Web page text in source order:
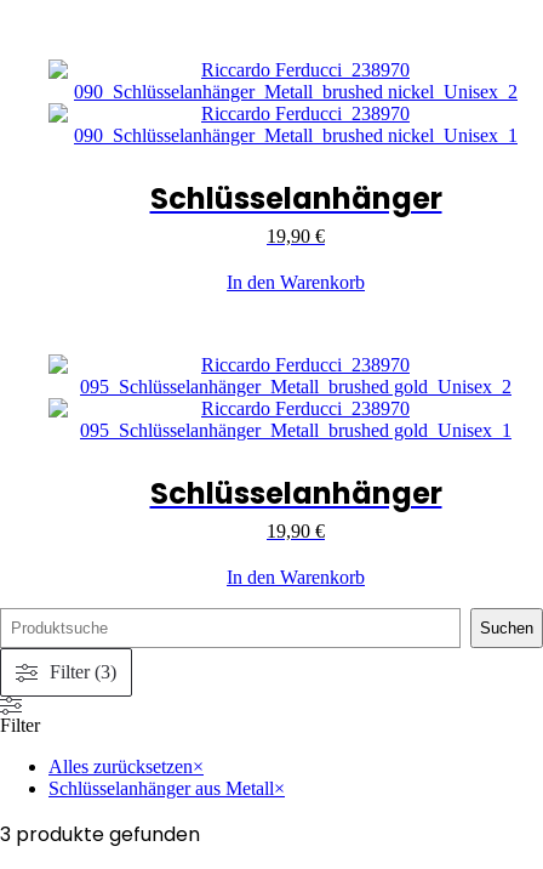
Schlüsselanhänger
19,90 €
In den Warenkorb
Schlüsselanhänger
19,90 €
In den Warenkorb
Suchen
Filter (3)
Filter
Alles zurücksetzen×
Schlüsselanhänger aus Metall×
3 produkte gefunden